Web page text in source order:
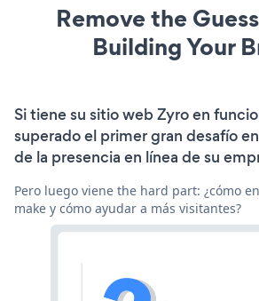
Remove the
Building Your
Si tiene su sitio web Zyro en
superado el primer gran desafío
de la presencia en línea de su
Pero luego viene the hard part: ¿cómo
make y cómo ayudar a más visitantes?